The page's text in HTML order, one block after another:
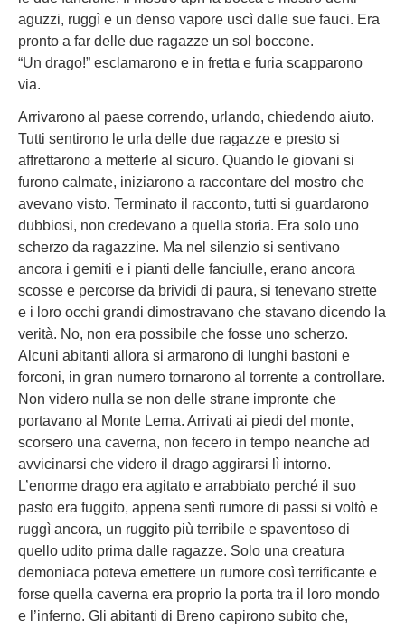
aguzzi, ruggì e un denso vapore uscì dalle sue fauci. Era
pronto a far delle due ragazze un sol boccone.
“Un drago!” esclamarono e in fretta e furia scapparono
via.
Arrivarono al paese correndo, urlando, chiedendo aiuto.
Tutti sentirono le urla delle due ragazze e presto si
affrettarono a metterle al sicuro. Quando le giovani si
furono calmate, iniziarono a raccontare del mostro che
avevano visto. Terminato il racconto, tutti si guardarono
dubbiosi, non credevano a quella storia. Era solo uno
scherzo da ragazzine. Ma nel silenzio si sentivano
ancora i gemiti e i pianti delle fanciulle, erano ancora
scosse e percorse da brividi di paura, si tenevano strette
e i loro occhi grandi dimostravano che stavano dicendo la
verità. No, non era possibile che fosse uno scherzo.
Alcuni abitanti allora si armarono di lunghi bastoni e
forconi, in gran numero tornarono al torrente a controllare.
Non videro nulla se non delle strane impronte che
portavano al Monte Lema. Arrivati ai piedi del monte,
scorsero una caverna, non fecero in tempo neanche ad
avvicinarsi che videro il drago aggirarsi lì intorno.
L’enorme drago era agitato e arrabbiato perché il suo
pasto era fuggito, appena sentì rumore di passi si voltò e
ruggì ancora, un ruggito più terribile e spaventoso di
quello udito prima dalle ragazze. Solo una creatura
demoniaca poteva emettere un rumore così terrificante e
forse quella caverna era proprio la porta tra il loro mondo
e l’inferno. Gli abitanti di Breno capirono subito che,